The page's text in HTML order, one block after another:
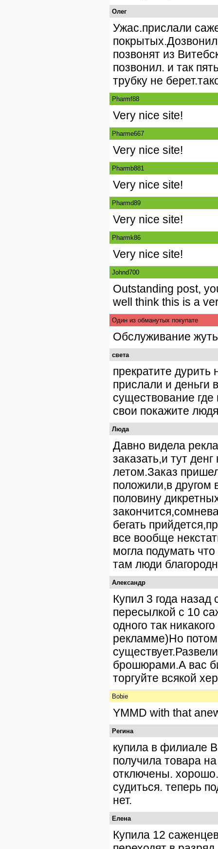
Олег
Ужас.прислали
позвонят из
позвонил. и так
трубку не
Pharmf88
Very nice site!
Pharme667
Very nice site!
Pharmb881
Very nice site!
Pharmd89
Very nice site!
Pharmk86
Very nice site!
Johnd700
Outstanding post,
well think this is a
Один из обманутых покупате
Обслуживание
света
прекратите
прислали и деньги
существование
свои покажите
Люда
Давно видела
заказать,и тут
летом.Заказ
положили,в другом
половину
бегать
все вообще
могла подумать
там люди
Александр
Купил 3 года назад
пересылкой с 10
одного так
рекламме)Но потом
брошюрами.А вас
торгуйте всякой
Bobie
YMMD with that
Регина
купила в филиале
получила товара
отключены. хорошо.
судиться. теперь
нет.
Елена
Купила 12